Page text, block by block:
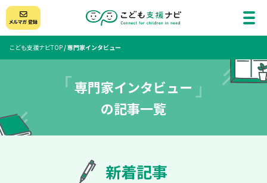
こども支援ナビTOP/専門家インタビュー
専門家インタビュー
の記事一覧
新着記事